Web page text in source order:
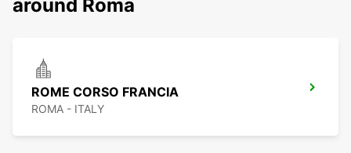
around Roma
ROME CORSO FRANCIA
ROMA - ITALY